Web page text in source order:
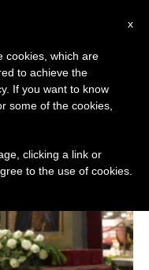
x
cookies, which are
to achieve the
If you want to know
some of the cookies,
clicking a link or
to the use of cookies.